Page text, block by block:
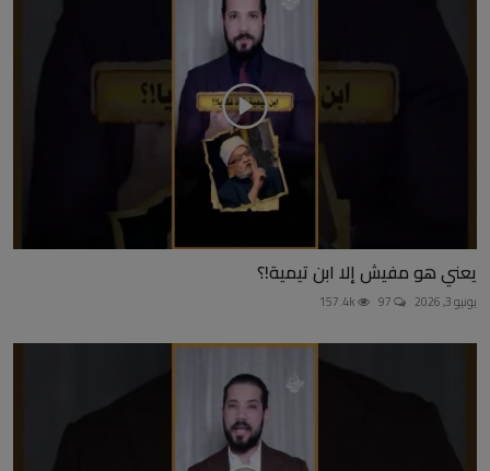
يعني هو مفيش إلا ابن تيمية!؟
يونيو 3, 2026